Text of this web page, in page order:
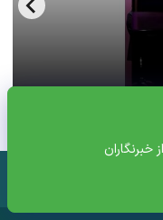
خبرنگاران